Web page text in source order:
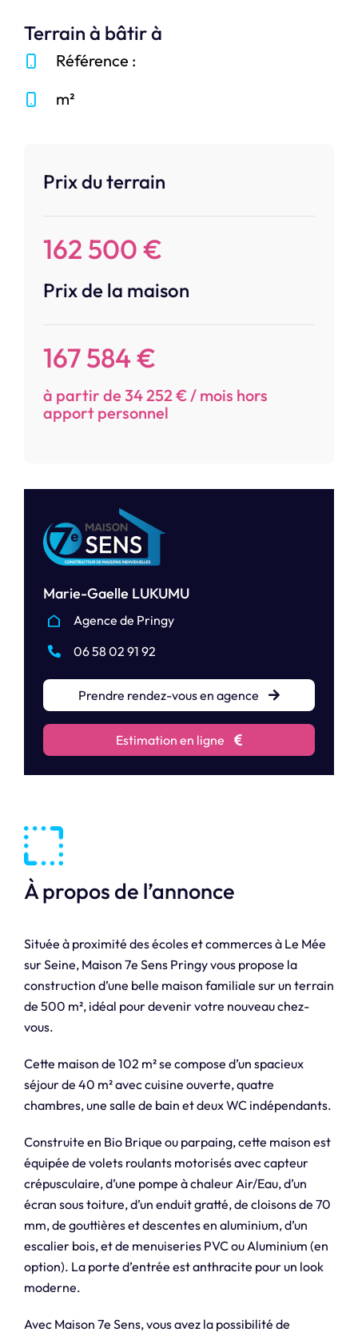
Prix du terrain
162 500 €
Prix de la maison
167 584 €
à partir de 34 252 € / mois hors
apport personnel
Marie-Gaelle LUKUMU
Agence de Pringy
06 58 02 91 92
Prendre rendez-vous en agence
Estimation en ligne
Terrain à bâtir à
Référence :
m²
À propos de l’annonce
Située à proximité des écoles et commerces à Le Mée
sur Seine, Maison 7e Sens Pringy vous propose la
construction d’une belle maison familiale sur un terrain
de 500 m², idéal pour devenir votre nouveau chez-
vous.
Cette maison de 102 m² se compose d’un spacieux
séjour de 40 m² avec cuisine ouverte, quatre
chambres, une salle de bain et deux WC indépendants.
Construite en Bio Brique ou parpaing, cette maison est
équipée de volets roulants motorisés avec capteur
crépusculaire, d’une pompe à chaleur Air/Eau, d’un
écran sous toiture, d’un enduit gratté, de cloisons de 70
mm, de gouttières et descentes en aluminium, d’un
escalier bois, et de menuiseries PVC ou Aluminium (en
option). La porte d’entrée est anthracite pour un look
moderne.
Avec Maison 7e Sens, vous avez la possibilité de